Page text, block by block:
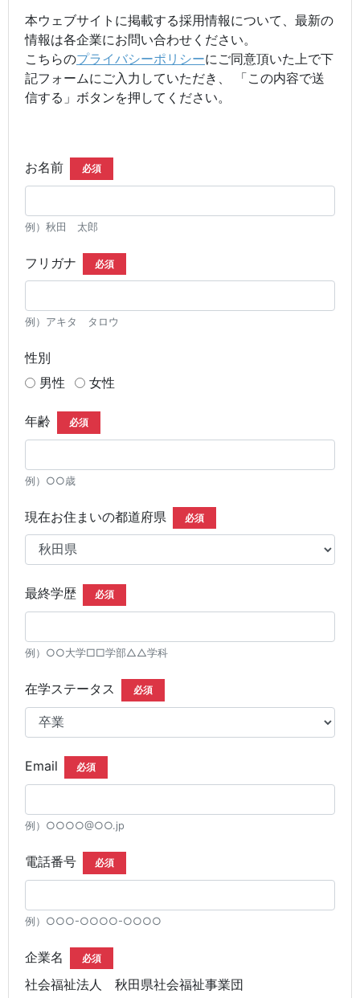
本ウェブサイトに掲載する採用情報について、最新の
情報は各企業にお問い合わせください。
こちらのプライバシーポリシーにご同意頂いた上で下
記フォームにご入力していただき、 「この内容で送
信する」ボタンを押してください。
お名前 必須
例）秋田 太郎
フリガナ 必須
例）アキタ タロウ
性別
男性
女性
年齢 必須
例）○○歳
現在お住まいの都道府県 必須
最終学歴 必須
例）○○大学□□学部△△学科
在学ステータス 必須
Email 必須
例）○○○○@○○.jp
電話番号 必須
例）○○○-○○○○-○○○○
企業名 必須
社会福祉法人 秋田県社会福祉事業団